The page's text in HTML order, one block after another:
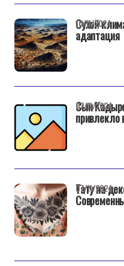
Сухой
адаптация
10/11/2024
Сын
привлекло
07/11/2024
Тату на
07/11/2024